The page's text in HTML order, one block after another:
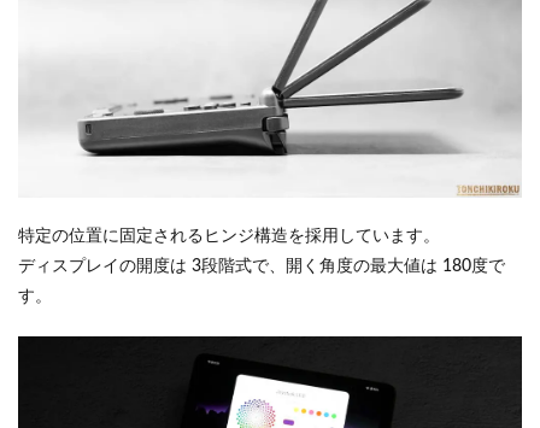
特定の位置に固定されるヒンジ構造を採用しています。
ディスプレイの開度は 3段階式で、開く角度の最大値は 180度で
す。